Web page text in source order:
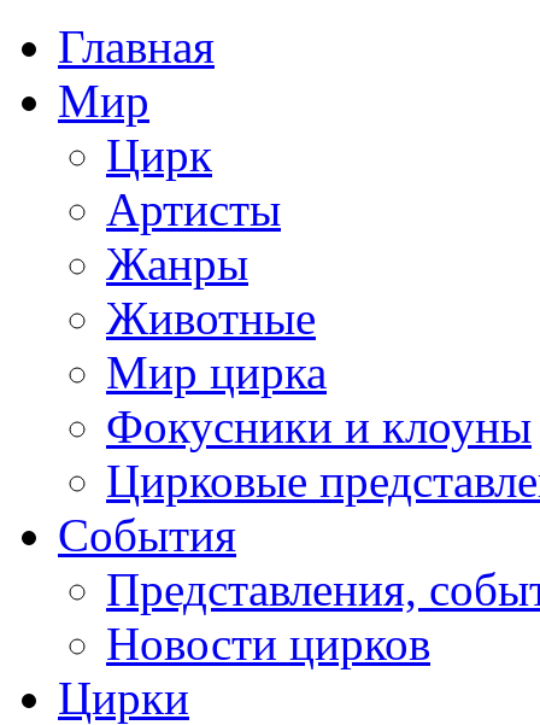
Главная
Мир
Цирк
Артисты
Жанры
Животные
Мир цирка
Фокусники и клоуны
Цирковые
События
Представления,
Новости цирков
Цирки